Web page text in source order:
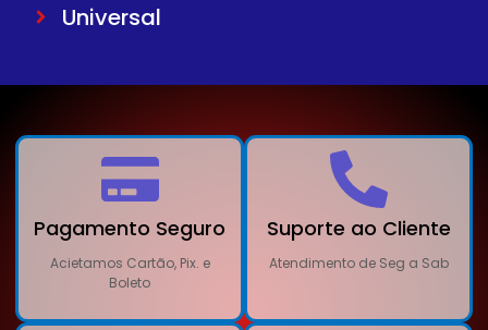
Universal
Pagamento Seguro
Acietamos Cartão, Pix. e
Boleto
Suporte ao Cliente
Atendimento de Seg a Sab